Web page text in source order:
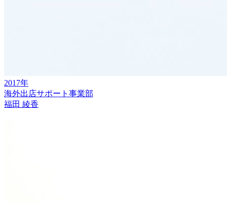
2017年
海外出店サポート事業部
福田 綾香